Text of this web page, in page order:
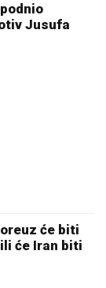
Jusufa
će biti
će Iran biti